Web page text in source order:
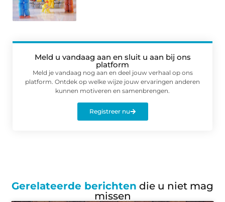
Meld u vandaag aan en sluit u aan bij ons
platform
Meld je vandaag nog aan en deel jouw verhaal op ons
platform. Ontdek op welke wijze jouw ervaringen anderen
kunnen motiveren en samenbrengen.
Registreer nu
Gerelateerde berichten die u niet mag
missen